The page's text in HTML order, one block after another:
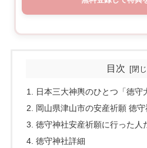
目次
日本三大神輿のひとつ「徳守
岡山県津山市の安産祈願 徳守
徳守神社安産祈願に行った人
徳守神社詳細